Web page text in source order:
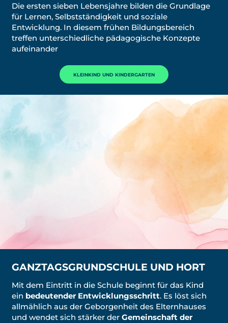
Die ersten sieben Lebensjahre bilden die Grundlage
für Lernen, Selbstständigkeit und soziale
Entwicklung. In diesem frühen Bildungsbereich
treffen unterschiedliche pädagogische Konzepte
aufeinander
KLEINKIND UND KINDERGARTEN
GANZTAGSGRUNDSCHULE UND HORT
Mit dem Eintritt in die Schule beginnt für das Kind
ein bedeutender Entwicklungsschritt. Es löst sich
allmählich aus der Geborgenheit des Elternhauses
und wendet sich stärker der Gemeinschaft der